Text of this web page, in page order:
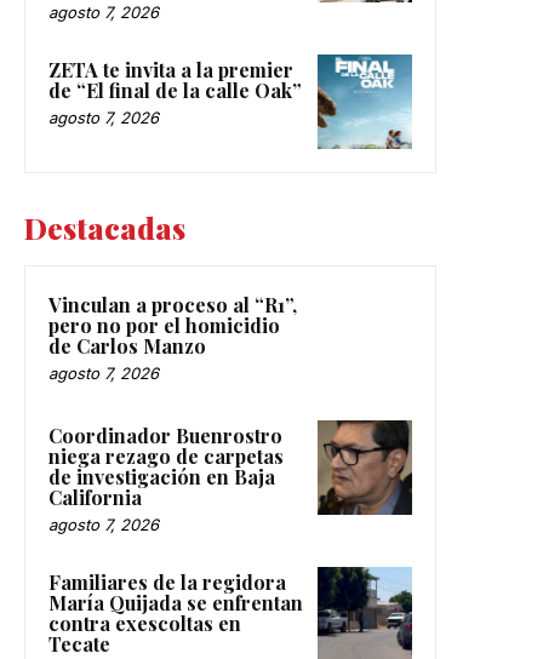
agosto 7, 2026
ZETA te invita a la premier
de “El final de la calle Oak”
agosto 7, 2026
Destacadas
Vinculan a proceso al “R1”,
pero no por el homicidio
de Carlos Manzo
agosto 7, 2026
Coordinador Buenrostro
niega rezago de carpetas
de investigación en Baja
California
agosto 7, 2026
Familiares de la regidora
María Quijada se enfrentan
contra exescoltas en
Tecate